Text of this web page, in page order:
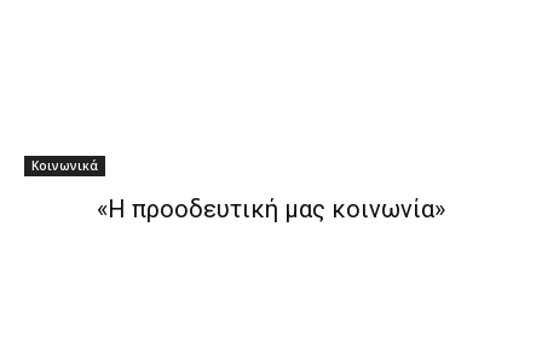
Κοινωνικά
«Η προοδευτική μας κοινωνία»